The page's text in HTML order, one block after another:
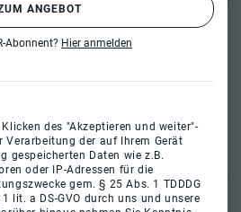
ANGEBOT
Abonnent? Hier anmelden
des "Akzeptieren und weiter"-
Verarbeitung der auf Ihrem Gerät
gespeicherten Daten wie z.B.
oder IP-Adressen für die
gem. § 25 Abs. 1 TDDDG
lit. a DS-GVO durch uns und unsere